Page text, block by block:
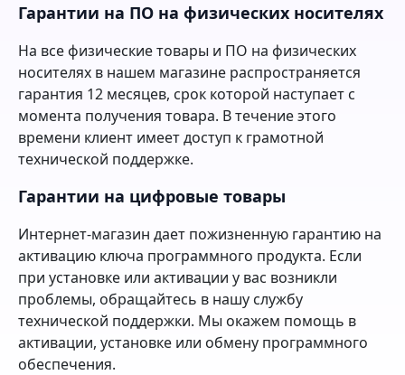
Гарантии на ПО на физических носителях
На все физические товары и ПО на физических
носителях в нашем магазине распространяется
гарантия 12 месяцев, срок которой наступает с
момента получения товара. В течение этого
времени клиент имеет доступ к грамотной
технической поддержке.
Гарантии на цифровые товары
Интернет-магазин дает пожизненную гарантию на
активацию ключа программного продукта. Если
при установке или активации у вас возникли
проблемы, обращайтесь в нашу службу
технической поддержки. Мы окажем помощь в
активации, установке или обмену программного
обеспечения.